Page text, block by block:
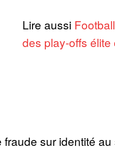
Lire aussi
des play-offs élite
fraude sur identité